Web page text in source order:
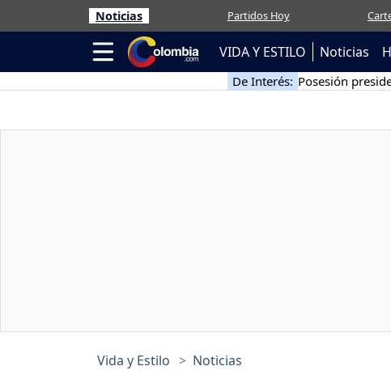
Noticias Partidos Hoy
VIDA Y ESTILO Noticias
De Interés: Posesión
Vida y Estilo Noticias